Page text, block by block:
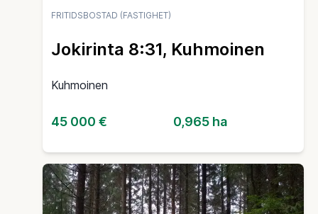
FRITIDSBOSTAD (FASTIGHET)
Jokirinta 8:31, Kuhmoinen
Kuhmoinen
45 000 € 0,965 ha